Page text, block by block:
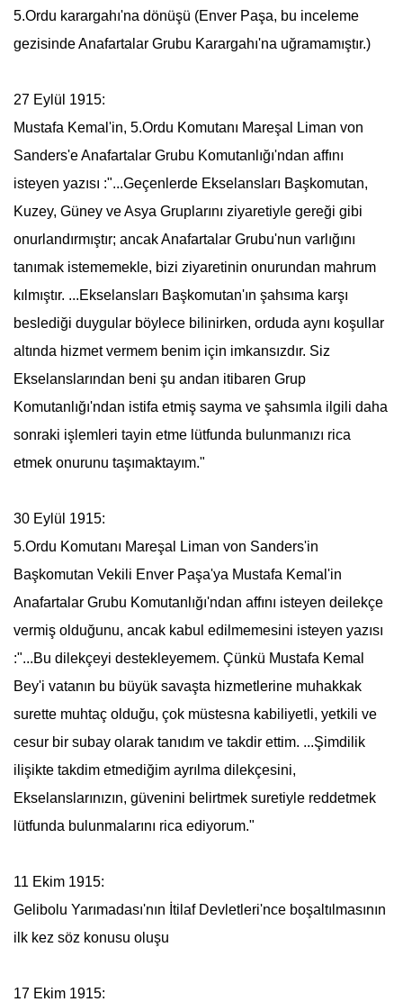
5.Ordu karargahı'na dönüşü (Enver Paşa, bu inceleme
gezisindeAnafartalar Grubu Karargahı'na uğramamıştır.)
27 Eylül 1915:
Mustafa Kemal 'in, 5.Ordu Komutanı Mareşal Liman von
Sanders'eAnafartalar Grubu Komutanlığı'ndan affını
isteyen yazısı :"...Geçenlerde Ekselansları Başkomutan,
Kuzey, Güney ve Asya Gruplarını ziyaretiyle gereği gibi
onurlandırmıştır; ancakAnafartalar Grubu'nun varlığını
tanımak istememekle, bizi ziyaretinin onurundan mahrum
kılmıştır. ...Ekselansları Başkomutan'ın şahsıma karşı
beslediği duygular böylece bilinirken, orduda aynı koşullar
altında hizmet vermem benim için imkansızdır. Siz
Ekselanslarından beni şu andan itibaren Grup
Komutanlığı'ndan istifa etmiş sayma ve şahsımla ilgili daha
sonraki işlemleri tayin etme lütfunda bulunmanızı rica
etmek onurunu taşımaktayım."
30 Eylül 1915:
5.Ordu Komutanı Mareşal Liman von Sanders'in
Başkomutan Vekili Enver Paşa'ya Mustafa Kemal 'in
Anafartalar Grubu Komutanlığı'ndan affını isteyen deilekçe
vermiş olduğunu, ancak kabul edilmemesini isteyen yazısı
:"...Bu dilekçeyi destekleyemem. Çünkü Mustafa Kemal
Bey'i vatanın bu büyük savaşta hizmetlerine muhakkak
surette muhtaç olduğu, çok müstesna kabiliyetli, yetkili ve
cesur bir subay olarak tanıdım ve takdir ettim. ...Şimdilik
ilişikte takdim etmediğim ayrılma dilekçesini,
Ekselanslarınızın, güvenini belirtmek suretiyle reddetmek
lütfunda bulunmalarını rica ediyorum."
11 Ekim 1915:
Gelibolu Yarımadası'nın İtilaf Devletleri'nce boşaltılmasının
ilk kez söz konusu oluşu
17 Ekim 1915: